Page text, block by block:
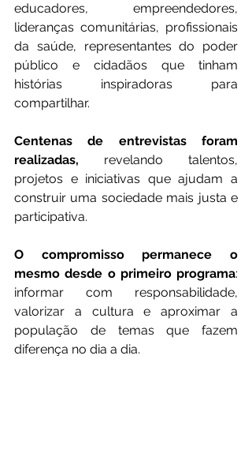
educadores, empreendedores,
lideranças comunitárias, profissionais
da saúde, representantes do poder
público e cidadãos que tinham
histórias inspiradoras para
compartilhar.
Centenas de entrevistas foram
realizadas, revelando talentos,
projetos e iniciativas que ajudam a
construir uma sociedade mais justa e
participativa.
O compromisso permanece o
mesmo desde o primeiro programa:
informar com responsabilidade,
valorizar a cultura e aproximar a
população de temas que fazem
diferença no dia a dia.